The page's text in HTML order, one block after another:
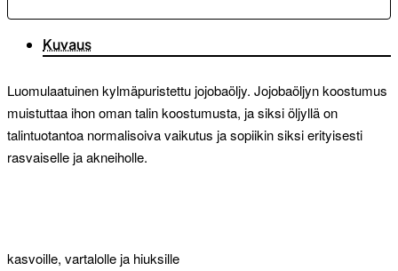
Kuvaus
Luomulaatuinen kylmäpuristettu jojobaöljy. Jojobaöljyn koostumus
muistuttaa ihon oman talin koostumusta, ja siksi öljyllä on
talintuotantoa normalisoiva vaikutus ja sopiikin siksi erityisesti
rasvaiselle ja akneiholle.
kasvoille, vartalolle ja hiuksille